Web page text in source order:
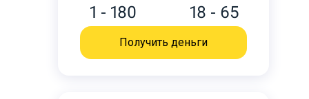
1 - 180 18 - 65
Получить деньги